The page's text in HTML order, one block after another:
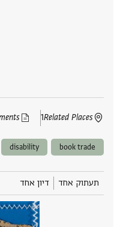
Related Places
1
book trade
disability
תעתוק אחד דיון אחד